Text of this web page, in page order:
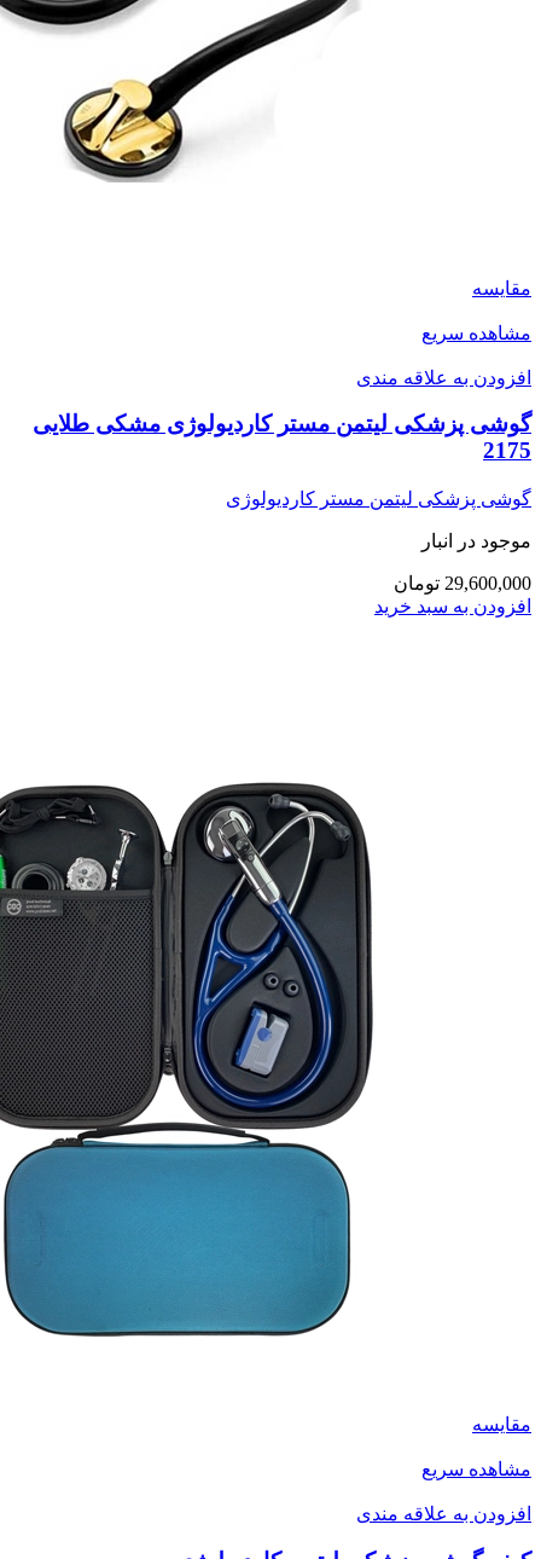
مقایسه
مشاهده سریع
افزودن به علاقه مندی
گوشی پزشکی لیتمن مستر کاردیولوژی مشکی طلایی
2175
گوشی پزشکی لیتمن مستر کاردیولوژی
موجود در انبار
29,600,000 تومان
افزودن به سبد خرید
مقایسه
مشاهده سریع
افزودن به علاقه مندی